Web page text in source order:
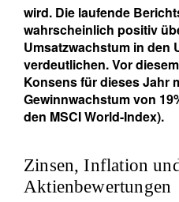
wird. Die laufende
wahrscheinlich positiv
Umsatzwachstum in den
verdeutlichen. Vor
Konsens für dieses Jahr
Gewinnwachstum von
den MSCI World-Index).
Zinsen, Inflation
Aktienbewertungen